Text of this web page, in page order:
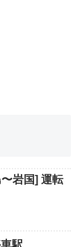
岩国] 運転